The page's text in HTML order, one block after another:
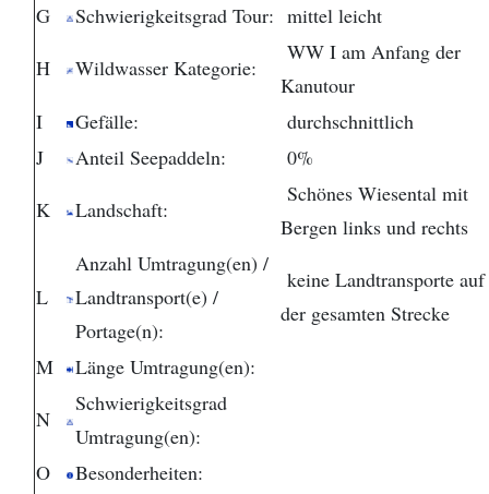
G
Schwierigkeitsgrad Tour: mittel leicht
H
Wildwasser Kategorie:
WW I am Anfang der
Kanutour
I
Gefälle:
durchschnittlich
J
Anteil Seepaddeln:
0%
K
Landschaft:
Schönes Wiesental mit
Bergen links und rechts
L
Anzahl Umtragung(en) /
Landtransport(e) /
Portage(n):
keine Landtransporte auf
der gesamten Strecke
M
Länge Umtragung(en):
N
Schwierigkeitsgrad
Umtragung(en):
O
Besonderheiten: